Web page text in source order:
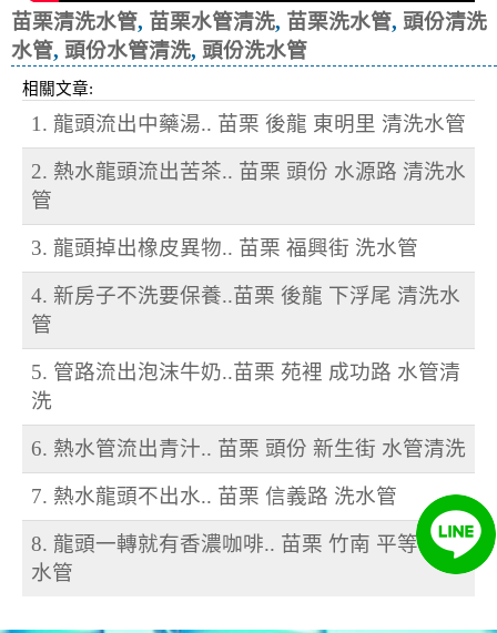
苗栗清洗水管, 苗栗水管清洗, 苗栗洗水管, 頭份清洗
水管, 頭份水管清洗, 頭份洗水管
相關文章:
1. 龍頭流出中藥湯.. 苗栗 後龍 東明里 清洗水管
2. 熱水龍頭流出苦茶.. 苗栗 頭份 水源路 清洗水
管
3. 龍頭掉出橡皮異物.. 苗栗 福興街 洗水管
4. 新房子不洗要保養..苗栗 後龍 下浮尾 清洗水
管
5. 管路流出泡沫牛奶..苗栗 苑裡 成功路 水管清
洗
6. 熱水管流出青汁.. 苗栗 頭份 新生街 水管清洗
7. 熱水龍頭不出水.. 苗栗 信義路 洗水管
8. 龍頭一轉就有香濃咖啡.. 苗栗 竹南 平等街 洗
水管